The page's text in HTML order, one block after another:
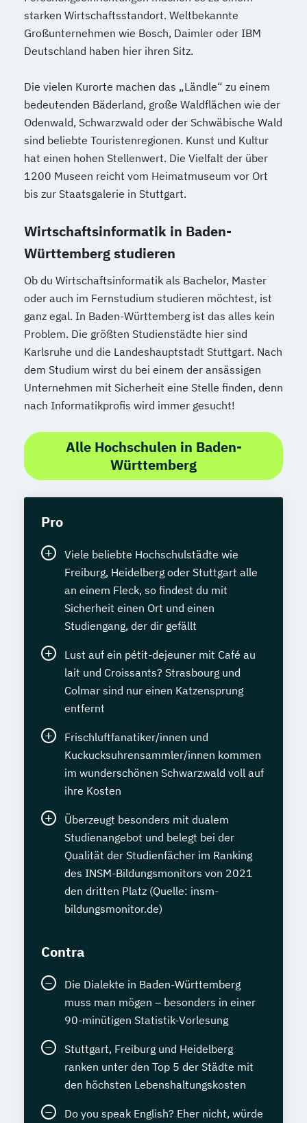
starken Wirtschaftsstandort. Weltbekannte
Großunternehmen wie Bosch, Daimler oder IBM
Deutschland haben hier ihren Sitz.
Die vielen Kurorte machen das „Ländle“ zu einem
bedeutenden Bäderland, große Waldflächen wie der
Odenwald, Schwarzwald oder der Schwäbische Wald
sind beliebte Touristenregionen. Kunst und Kultur
hat einen hohen Stellenwert. Die Vielfalt der über
1200 Museen reicht vom Heimatmuseum vor Ort
bis zur Staatsgalerie in Stuttgart.
Wirtschaftsinformatik in Baden-
Württemberg studieren
Ob du Wirtschaftsinformatik als Bachelor, Master
oder auch im Fernstudium studieren möchtest, ist
ganz egal. In Baden-Württemberg ist das alles kein
Problem. Die größten Studienstädte hier sind
Karlsruhe und die Landeshauptstadt Stuttgart. Nach
dem Studium wirst du bei einem der ansässigen
Unternehmen mit Sicherheit eine Stelle finden, denn
nach Informatikprofis wird immer gesucht!
Alle Hochschulen in Baden-
Württemberg
Pro
Viele beliebte Hochschulstädte wie
Freiburg, Heidelberg oder Stuttgart alle
an einem Fleck, so findest du mit
Sicherheit einen Ort und einen
Studiengang, der dir gefällt
Lust auf ein pétit-dejeuner mit Café au
lait und Croissants? Strasbourg und
Colmar sind nur einen Katzensprung
entfernt
Frischluftfanatiker/innen und
Kuckucksuhrensammler/innen kommen
im wunderschönen Schwarzwald voll auf
ihre Kosten
Überzeugt besonders mit dualem
Studienangebot und belegt bei der
Qualität der Studienfächer im Ranking
des INSM-Bildungsmonitors von 2021
den dritten Platz (Quelle: insm-
bildungsmonitor.de)
Contra
Die Dialekte in Baden-Württemberg
muss man mögen – besonders in einer
90-minütigen Statistik-Vorlesung
Stuttgart, Freiburg und Heidelberg
ranken unter den Top 5 der Städte mit
den höchsten Lebenshaltungskosten
Do you speak English? Eher nicht, würde